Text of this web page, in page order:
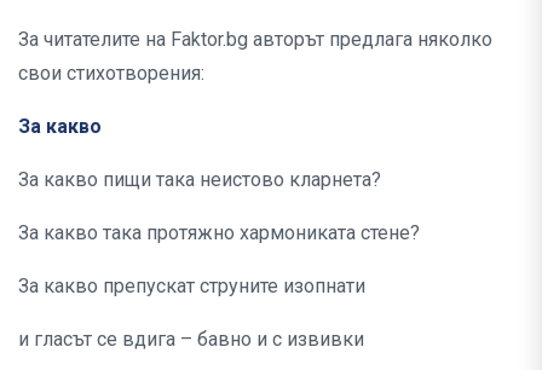
За читателите на Faktor.bg авторът предлага няколко
свои стихотворения:
За какво
За какво пищи така неистово кларнета?
За какво така протяжно хармониката стене?
За какво препускат струните изопнати
и гласът се вдига – бавно и с извивки